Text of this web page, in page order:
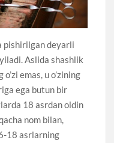
pishirilgan deyarli
Aslida shashlik
emas, u o’zining
ega butun bir
18 asrdan oldin
nom bilan,
18 asrlarning